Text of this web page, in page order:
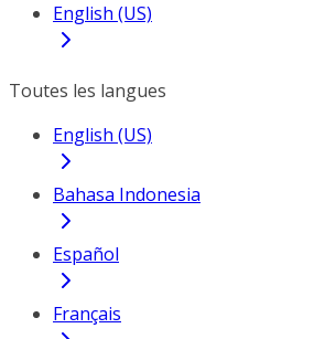
English (US)
Toutes les langues
English (US)
Bahasa Indonesia
Español
Français